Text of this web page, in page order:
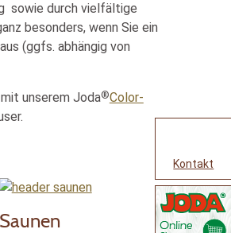
Kontakt
sowie durch vielfältige
besonders, wenn Sie ein
(ggfs. abhängig von
unserem Joda®Color-
Saunen